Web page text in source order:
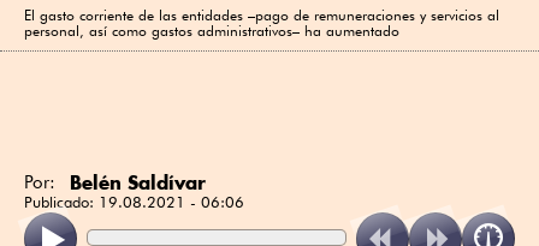
El gasto corriente de las entidades –pago de remuneraciones y servicios al
personal, así como gastos administrativos– ha aumentado
Por: Belén Saldívar
Publicado: 19.08.2021 - 06:06